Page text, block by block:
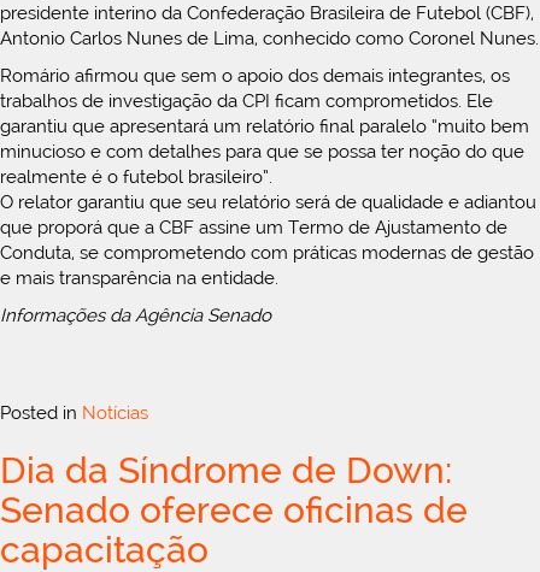
presidente interino da Confederação Brasileira de Futebol (CBF),
Antonio Carlos Nunes de Lima, conhecido como Coronel Nunes.
Romário afirmou que sem o apoio dos demais integrantes, os
trabalhos de investigação da CPI ficam comprometidos. Ele
garantiu que apresentará um relatório final paralelo “muito bem
minucioso e com detalhes para que se possa ter noção do que
realmente é o futebol brasileiro”.
O relator garantiu que seu relatório será de qualidade e adiantou
que proporá que a CBF assine um Termo de Ajustamento de
Conduta, se comprometendo com práticas modernas de gestão
e mais transparência na entidade.
Informações da Agência Senado
Posted in Notícias
Dia da Síndrome de Down:
Senado oferece oficinas de
capacitação